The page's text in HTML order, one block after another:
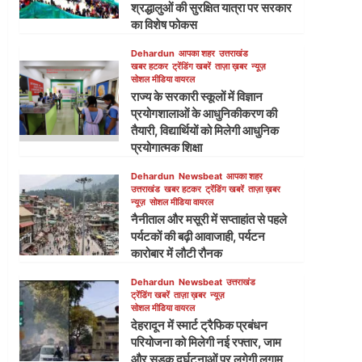
श्रद्धालुओं की सुरक्षित यात्रा पर सरकार
का विशेष फोकस
Dehardun आपका शहर उत्तराखंड
खबर हटकर ट्रेंडिंग खबरें ताज़ा ख़बर न्यूज़
सोशल मीडिया वायरल
राज्य के सरकारी स्कूलों में विज्ञान
प्रयोगशालाओं के आधुनिकीकरण की
तैयारी, विद्यार्थियों को मिलेगी आधुनिक
प्रयोगात्मक शिक्षा
Dehardun Newsbeat आपका शहर
उत्तराखंड खबर हटकर ट्रेंडिंग खबरें ताज़ा ख़बर
न्यूज़ सोशल मीडिया वायरल
नैनीताल और मसूरी में सप्ताहांत से पहले
पर्यटकों की बढ़ी आवाजाही, पर्यटन
कारोबार में लौटी रौनक
Dehardun Newsbeat उत्तराखंड
ट्रेंडिंग खबरें ताज़ा ख़बर न्यूज़
सोशल मीडिया वायरल
देहरादून में स्मार्ट ट्रैफिक प्रबंधन
परियोजना को मिलेगी नई रफ्तार, जाम